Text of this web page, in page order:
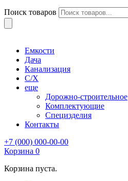
Поиск товаров
Емкости
Дача
Канализация
С/Х
еще
Дорожно-строительное
Комплектующие
Специзделия
Контакты
+7 (000) 000-00-00
Корзина 0
Корзина пуста.